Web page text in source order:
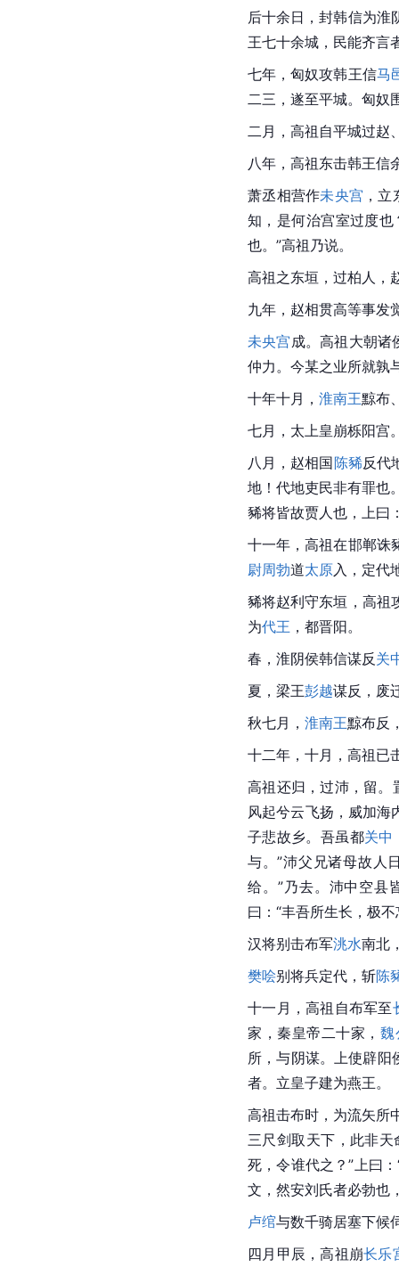
后十余日，封韩信为淮
王七十余城，民能齐言
七年，匈奴攻韩王信马
二三，遂至平城。匈奴
二月，高祖自平城过赵
八年，高祖东击韩王信
萧丞相营作未央宫 ，
知，是何治宫室过度
也。”高祖乃说。
高祖之东垣，过柏人，
九年，赵相贯高等事发
未央宫 成。高祖大朝
仲力。今某之业所就孰
十年十月， 淮南王黥布
七月，太上皇崩栎阳宫
八月，赵相国陈豨反代
地！代地吏民非有罪也
豨将皆故贾人也，上曰
十一年，高祖在邯郸诛
尉周勃道太原入，定代
豨将赵利守东垣，高祖
为代王 ，都晋阳。
春，淮阴侯韩信谋反关
夏，梁王彭越谋反，废
秋七月， 淮南王黥布反
十二年，十月，高祖已
高祖还归，过沛，留。
风起兮云飞扬，威加海
子悲故乡。吾虽都关中
与。”沛父兄诸母故人
给。”乃去。沛中空县
曰：“丰吾所生长，极
汉将别击布军洮水南北
樊哙别将兵定代，斩陈
十一月，高祖自布军至
家，秦皇帝二十家， 魏
所，与阴谋。上使辟
者。立皇子建为燕王。
高祖击布时，为流矢所
三尺剑取天下，此非
死，令谁代之？”上曰
文，然安刘氏者必勃也
卢绾与数千骑居塞下候
四月甲辰，高祖崩长乐